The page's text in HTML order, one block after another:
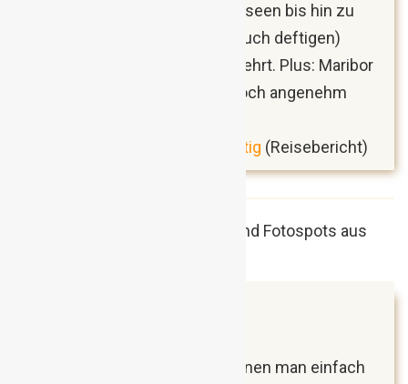
Grünflächen, interessanten Museen bis hin zu
einer sagenhaft guten (wenn auch deftigen)
Küche alles, was das Herz begehrt. Plus: Maribor
ist von den Touristenhorden noch angenehm
Maribor – überraschend vielfältig (Reisebericht)
Berlin ist eine der Städte, an denen man einfach